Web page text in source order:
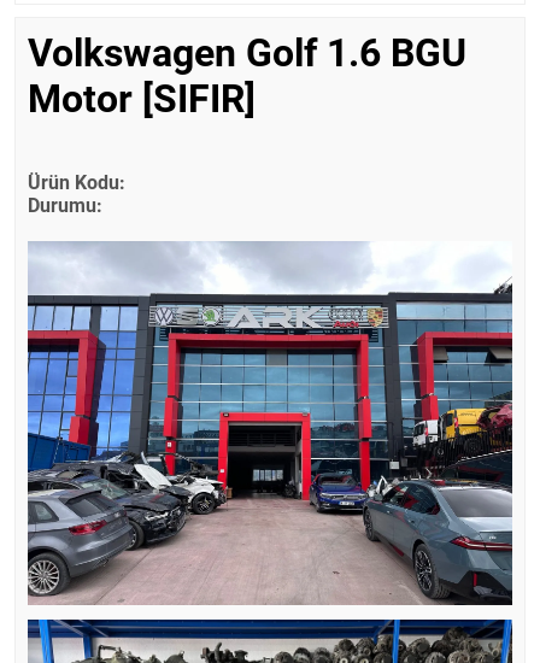
Volkswagen Golf 1.6 BGU
Motor [SIFIR]
Ürün Kodu:
Durumu: